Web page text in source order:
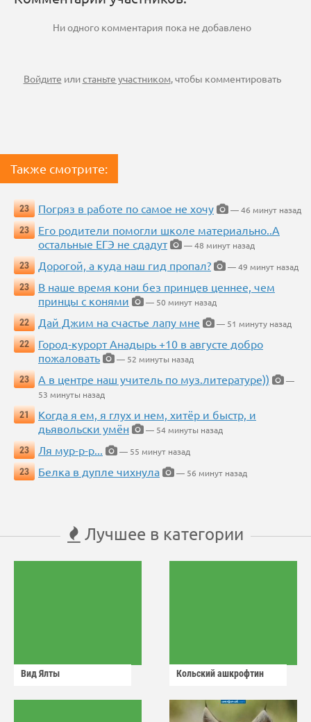
Ни одного комментария пока не добавлено
Войдите илистаньте участником, чтобы комментировать
Также смотрите:
23 Погряз в работе по самое не хочу
— 46 минут назад
23
Его родители помогли школе материально..А
остальные ЕГЭ не сдадут
— 48 минут назад
23
Дорогой, а куда наш гид пропал?
— 49 минут назад
23
В наше время кони без принцев ценнее, чем
принцы с конями
— 50 минут назад
22
Дай Джим на счастье лапу мне
— 51 минуту назад
22
Город-курорт Анадырь +10 в августе добро
пожаловать
— 52 минуты назад
23
А в центре наш учитель по муз.литературе))
—
53 минуты назад
21
Когда я ем, я глух и нем, хитёр и быстр, и
дьявольски умён
— 54 минуты назад
23
Ля мур-р-р...
— 55 минут назад
23
Белка в дупле чихнула — 56 минут назад
Лучшее в категории
Вид Ялты Кольский ашкрофтин